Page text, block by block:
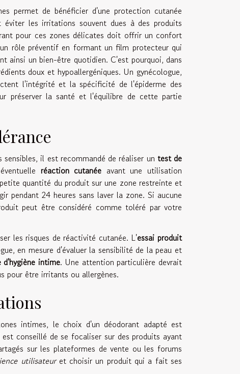
permet de bénéficier d'une protection cutanée
éviter les irritations souvent dues à des produits
pour ces zones délicates doit offrir un confort
rôle préventif en formant un film protecteur qui
ainsi un bien-être quotidien. C'est pourquoi, dans
doux et hypoallergéniques. Un gynécologue,
l'intégrité et la spécificité de l'épiderme des
préserver la santé et l'équilibre de cette partie
il est recommandé de réaliser un test de
réaction cutanée avant une utilisation
quantité du produit sur une zone restreinte et
pendant 24 heures sans laver la zone. Si aucune
peut être considéré comme toléré par votre
les risques de réactivité cutanée. L'essai produit
en mesure d'évaluer la sensibilité de la peau et
d'hygiène intime. Une attention particulière devrait
pour être irritants ou allergènes.
intimes, le choix d'un déodorant adapté est
conseillé de se focaliser sur des produits ayant
sur les plateformes de vente ou les forums
utilisateuret choisir un produit qui a fait ses